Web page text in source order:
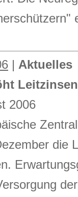
| Aktuelles
Leitzinsen
2006
die